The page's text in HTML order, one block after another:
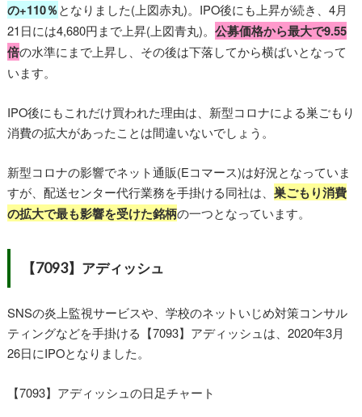
の+110％となりました(上図赤丸)。IPO後にも上昇が続き、4月
21日には4,680円まで上昇(上図青丸)。 公募価格から最大で9.55
倍の水準にまで上昇し、その後は下落してから横ばいとなって
います。
IPO後にもこれだけ買われた理由は、新型コロナによる巣ごもり
消費の拡大があったことは間違いないでしょう。
新型コロナの影響でネット通販(Eコマース)は好況となっていま
すが、配送センター代行業務を手掛ける同社は、 巣ごもり消費
の拡大で最も影響を受けた銘柄の一つとなっています。
【7093】アディッシュ
SNSの炎上監視サービスや、学校のネットいじめ対策コンサル
ティングなどを手掛ける【7093】アディッシュは、2020年3月
26日にIPOとなりました。
【7093】アディッシュの日足チャート